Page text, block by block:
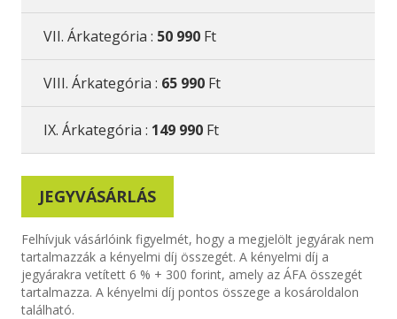
VII. Árkategória : 50 990 Ft
VIII. Árkategória : 65 990 Ft
IX. Árkategória : 149 990 Ft
JEGYVÁSÁRLÁS
Felhívjuk vásárlóink figyelmét, hogy a megjelölt jegyárak nem
tartalmazzák a kényelmi díj összegét. A kényelmi díj a
jegyárakra vetített 6 % + 300 forint, amely az ÁFA összegét
tartalmazza. A kényelmi díj pontos összege a kosároldalon
található.